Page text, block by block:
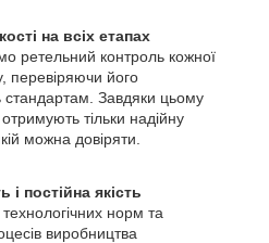
на всіх етапах
ретельний контроль кожної
перевіряючи його
стандартам. Завдяки цьому
отримують тільки надійну
можна довіряти.
і постійна якість
норм та
виробництва